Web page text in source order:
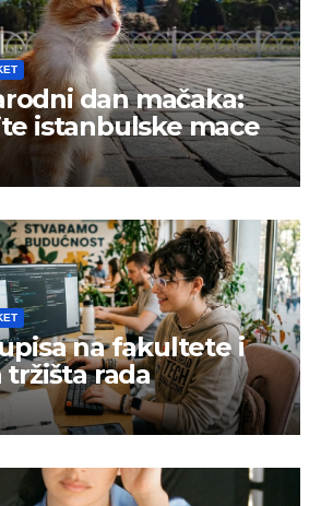
dan mačaka:
istanbulske mace
na fakultete i
rada